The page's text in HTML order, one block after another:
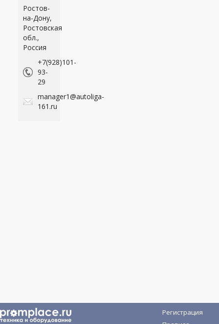
Ростов-
на-Дону,
Ростовская
обл.,
Россия
+7(928)101-
93-
29
manager1@autoliga-
161.ru
Регистрация